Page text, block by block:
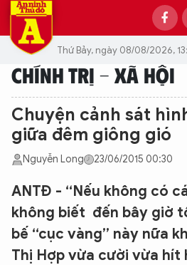
Thứ Bảy, ngày 08/08/2026,
CHÍNH TRỊ - XÃ HỘI
Chuyện cảnh sát
giữa đêm giông gió
Nguyễn Long 23/06/2015 00:30
ANTĐ - “Nếu không có
không biết đến bây giờ
bế “cục vàng” này nữa
Thị Hợp vừa cười vừa hít